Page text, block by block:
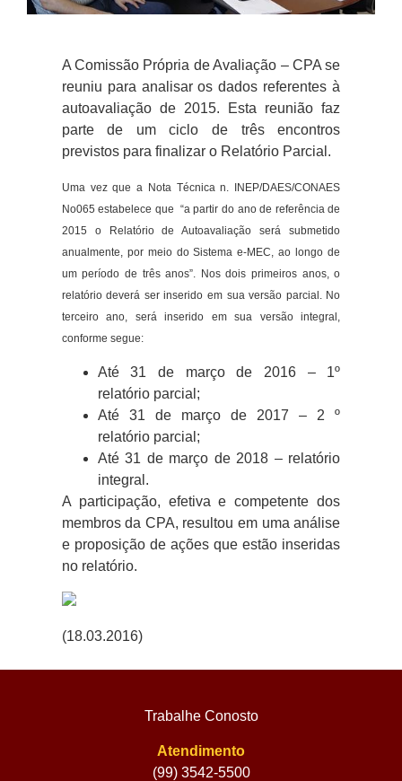
A Comissão Própria de Avaliação – CPA se
reuniu para analisar os dados referentes à
autoavaliação de 2015. Esta reunião faz
parte de um ciclo de três encontros
previstos para finalizar o Relatório Parcial.
Uma vez que a Nota Técnica n. INEP/DAES/CONAES
No065 estabelece que “a partir do ano de referência de
2015 o Relatório de Autoavaliação será submetido
anualmente, por meio do Sistema e-MEC, ao longo de
um período de três anos”. Nos dois primeiros anos, o
relatório deverá ser inserido em sua versão parcial. No
terceiro ano, será inserido em sua versão integral,
conforme segue:
Até 31 de março de 2016 – 1º
relatório parcial;
Até 31 de março de 2017 – 2 º
relatório parcial;
Até 31 de março de 2018 – relatório
integral.
A participação, efetiva e competente dos
membros da CPA, resultou em uma análise
e proposição de ações que estão inseridas
no relatório.
(18.03.2016)
Trabalhe Conosto
Atendimento
(99) 3542-5500